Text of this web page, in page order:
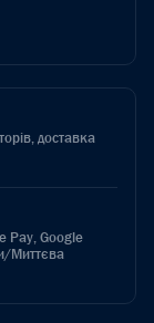
доставка
Pay, Google
Миттєва